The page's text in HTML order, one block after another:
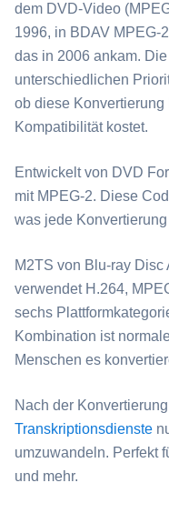
dem DVD-Video
1996, in BDAV MPEG-
das in 2006 ankam.
unterschiedlichen
ob diese
Kompatibilität kostet.
Entwickelt von DVD
mit MPEG-2. Diese
was jede
⁦M2TS⁩ von Blu-ray
verwendet H.264,
sechs
Kombination ist
Menschen es
Nach der
Transkriptionsdienste
umzuwandeln. Perfekt
und mehr.